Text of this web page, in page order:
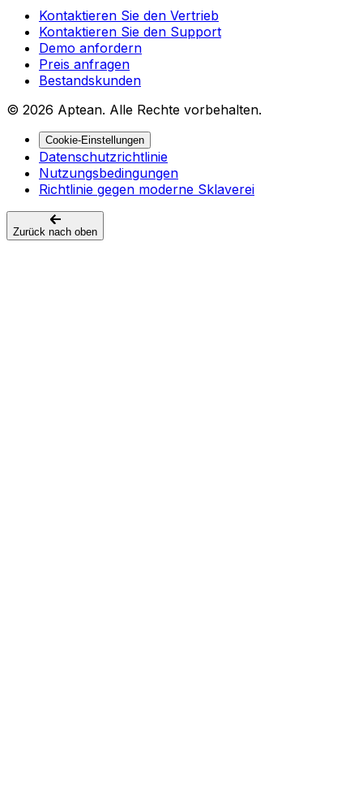
Kontaktieren Sie den Vertrieb
Kontaktieren Sie den Support
Demo anfordern
Preis anfragen
Bestandskunden
© 2026 Aptean. Alle Rechte vorbehalten.
Cookie-Einstellungen
Datenschutzrichtlinie
Nutzungsbedingungen
Richtlinie gegen moderne Sklaverei
Zurück nach oben